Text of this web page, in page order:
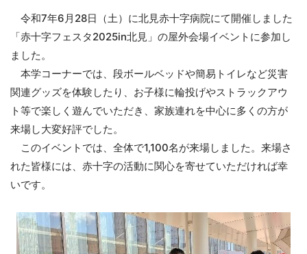
令和7年6月28日（土）に北見赤十字病院にて開催しました
「赤十字フェスタ2025in北見」の屋外会場イベントに参加し
ました。
本学コーナーでは、段ボールベッドや簡易トイレなど災害
関連グッズを体験したり、お子様に輪投げやストラックアウ
ト等で楽しく遊んでいただき、家族連れを中心に多くの方が
来場し大変好評でした。
このイベントでは、全体で1,100名が来場しました。来場さ
れた皆様には、赤十字の活動に関心を寄せていただければ幸
いです。